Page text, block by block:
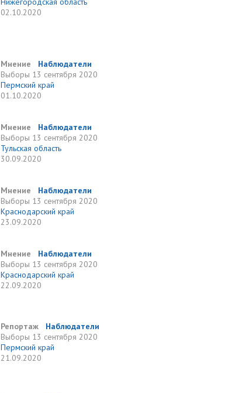
02.10.2020
Мнение
Наблюдатели
Выборы 13 сентября 2020
Пермский край
01.10.2020
Мнение
Наблюдатели
Выборы 13 сентября 2020
Тульская область
30.09.2020
Мнение
Наблюдатели
Выборы 13 сентября 2020
Краснодарский край
23.09.2020
Мнение
Наблюдатели
Выборы 13 сентября 2020
Краснодарский край
22.09.2020
Репортаж
Наблюдатели
Выборы 13 сентября 2020
Пермский край
21.09.2020